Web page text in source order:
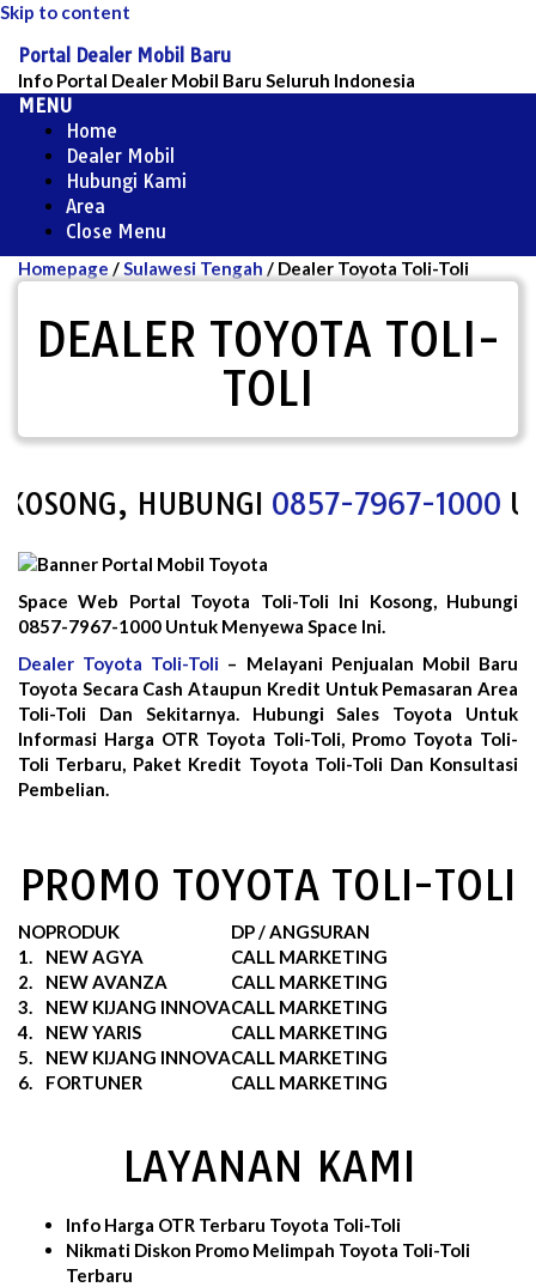
Skip to content
Portal Dealer Mobil Baru
Info Portal Dealer Mobil Baru Seluruh Indonesia
MENU
Home
Dealer Mobil
Hubungi Kami
Area
Close Menu
Homepage /Sulawesi Tengah / Dealer Toyota Toli-Toli
DEALER TOYOTA TOLI-
TOLI
HUBUNGI0857-7967-1000
Space Web Portal Toyota Toli-Toli Ini Kosong, Hubungi
0857-7967-1000 Untuk Menyewa Space Ini.
Dealer Toyota Toli-Toli – Melayani Penjualan Mobil Baru
Toyota Secara Cash Ataupun Kredit Untuk Pemasaran Area
Toli-Toli Dan Sekitarnya. Hubungi Sales Toyota Untuk
Informasi Harga OTR Toyota Toli-Toli, Promo Toyota Toli-
Toli Terbaru, Paket Kredit Toyota Toli-Toli Dan Konsultasi
Pembelian.
PROMO TOYOTA TOLI-TOLI
NOPRODUK
DP / ANGSURAN
1.
NEW AGYA
CALL MARKETING
2.
NEW AVANZA
CALL MARKETING
3.
NEW KIJANG INNOVACALL MARKETING
4.
NEW YARIS
CALL MARKETING
5.
NEW KIJANG INNOVACALL MARKETING
6.
FORTUNER CALL MARKETING
LAYANAN KAMI
Info Harga OTR Terbaru Toyota Toli-Toli
Nikmati Diskon Promo Melimpah Toyota Toli-Toli
Terbaru